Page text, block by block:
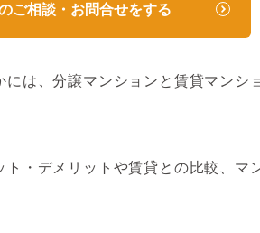
ご相談・お問合せをする
は、分譲マンションと賃貸マンシ
・デメリットや賃貸との比較、マ